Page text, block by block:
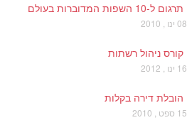
תרגום ל-10 השפות המדוברות בעולם
08 ינו , 2010
קורס ניהול רשתות
16 ינו , 2012
הובלת דירה בקלות
15 ספט , 2010